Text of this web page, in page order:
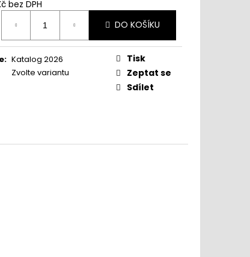
bez DPH
DO KOŠÍKU
: Katalog 2026
Zvolte variantu
Tisk
Zeptat se
Sdílet
- Chat
podpora